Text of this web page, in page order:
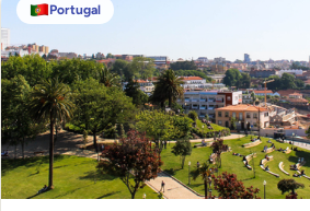
Portugal